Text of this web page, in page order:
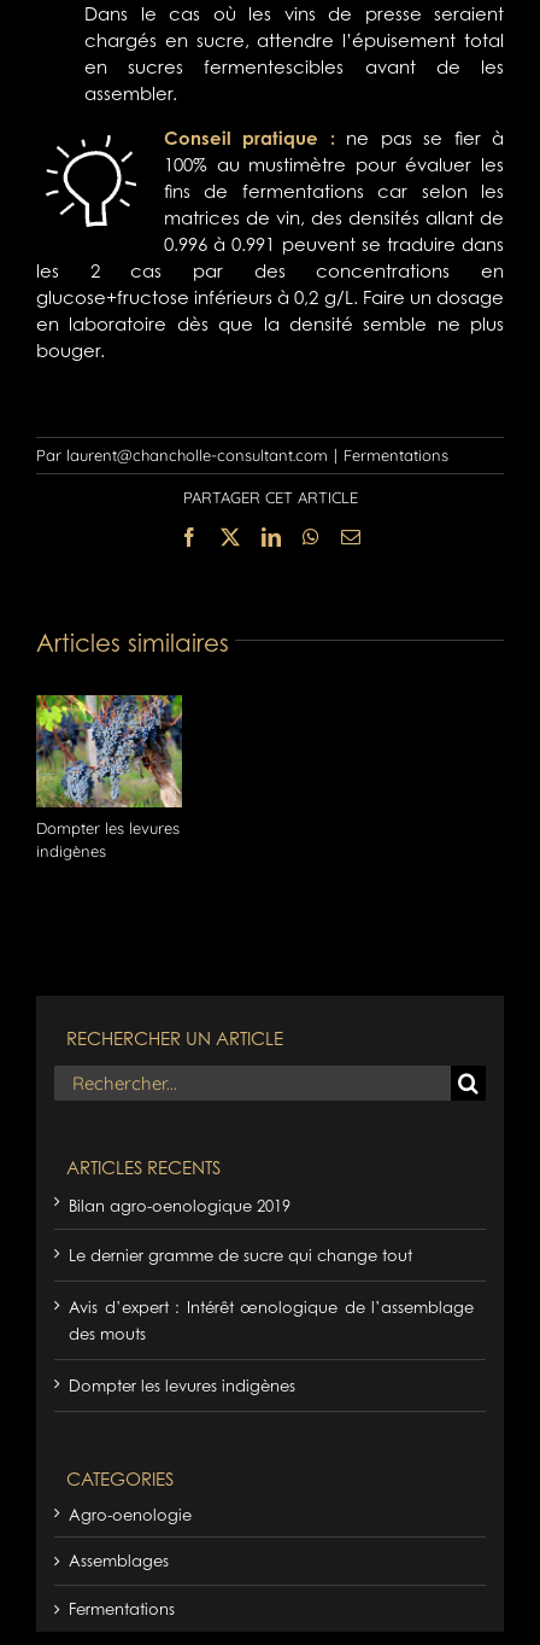
Dans le cas où les vins de presse seraient
chargés en sucre, attendre l’épuisement total
en sucres fermentescibles avant de les
assembler.
Conseil pratique : ne pas se fier à
100% au mustimètre pour évaluer les
fins de fermentations car selon les
matrices de vin, des densités allant de
0.996 à 0.991 peuvent se traduire dans
les 2 cas par des concentrations en
glucose+fructose inférieurs à 0,2 g/L. Faire un dosage
en laboratoire dès que la densité semble ne plus
bouger.
Par laurent@chancholle-consultant.com | Fermentations
PARTAGER CET ARTICLE
Facebook
X LinkedInWhatsApp
Email
Articles similaires
Dompter les levures
indigènes
RECHERCHER UN ARTICLE
Rechercher:
ARTICLES RECENTS
Bilan agro-oenologique 2019
Le dernier gramme de sucre qui change tout
Avis d’expert : Intérêt œnologique de l’assemblage
des mouts
Dompter les levures indigènes
CATEGORIES
Agro-oenologie
Assemblages
Fermentations